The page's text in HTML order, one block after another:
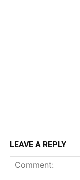
LEAVE A REPLY